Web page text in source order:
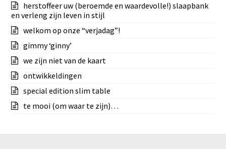
herstoffeer uw (beroemde en waardevolle!) slaapbank
en verleng zijn leven in stijl
welkom op onze “verjadag”!
gimmy ‘ginny’
we zijn niet van de kaart
ontwikkeldingen
special edition slim table
te mooi (om waar te zijn)…